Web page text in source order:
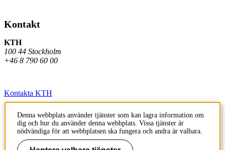
Kontakt
KTH
100 44 Stockholm
+46 8 790 60 00
Kontakta KTH
Jobba på KTH
Press och media
Denna webbplats använder tjänster som kan lagra information om
dig och hur du använder denna webbplats. Vissa tjänster är
nödvändiga för att webbplatsen ska fungera och andra är valbara.